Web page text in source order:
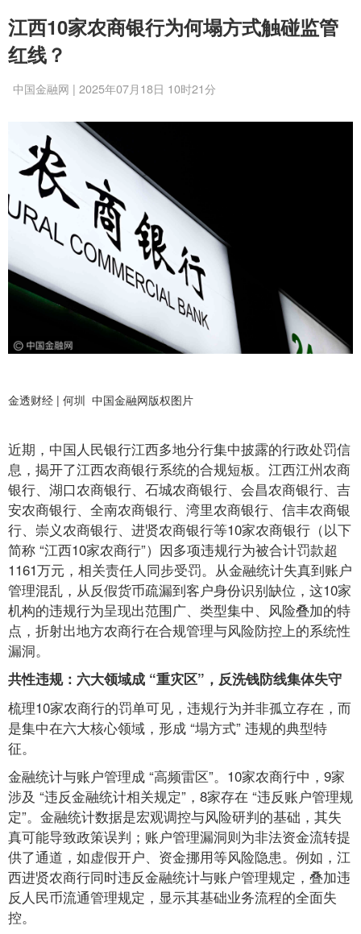
江西10家农商银行为何塌方式触碰监管
红线？
中国金融网 | 2025年07月18日 10时21分
金透财经 | 何圳 中国金融网版权图片
近期，中国人民银行江西多地分行集中披露的行政处罚信
息，揭开了江西农商银行系统的合规短板。江西江州农商
银行、湖口农商银行、石城农商银行、会昌农商银行、吉
安农商银行、全南农商银行、湾里农商银行、信丰农商银
行、崇义农商银行、进贤农商银行等10家农商银行（以下
简称 “江西10家农商行”）因多项违规行为被合计罚款超
1161万元，相关责任人同步受罚。从金融统计失真到账户
管理混乱，从反假货币疏漏到客户身份识别缺位，这10家
机构的违规行为呈现出范围广、类型集中、风险叠加的特
点，折射出地方农商行在合规管理与风险防控上的系统性
漏洞。
共性违规：六大领域成 “重灾区”，反洗钱防线集体失守
梳理10家农商行的罚单可见，违规行为并非孤立存在，而
是集中在六大核心领域，形成 “塌方式” 违规的典型特
征。
金融统计与账户管理成 “高频雷区”。10家农商行中，9家
涉及 “违反金融统计相关规定”，8家存在 “违反账户管理规
定”。金融统计数据是宏观调控与风险研判的基础，其失
真可能导致政策误判；账户管理漏洞则为非法资金流转提
供了通道，如虚假开户、资金挪用等风险隐患。例如，江
西进贤农商行同时违反金融统计与账户管理规定，叠加违
反人民币流通管理规定，显示其基础业务流程的全面失
控。